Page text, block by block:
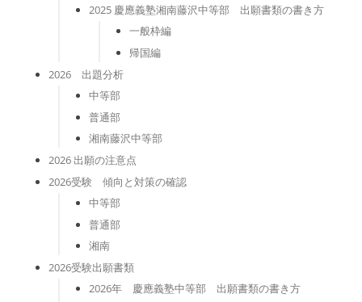
2025 慶應義塾湘南藤沢中等部 出願書類の書き方
一般枠編
帰国編
2026 出題分析
中等部
普通部
湘南藤沢中等部
2026 出願の注意点
2026受験 傾向と対策の確認
中等部
普通部
湘南
2026受験出願書類
2026年 慶應義塾中等部 出願書類の書き方